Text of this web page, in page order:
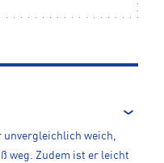
unvergleichlich weich,
weg. Zudem ist er leicht